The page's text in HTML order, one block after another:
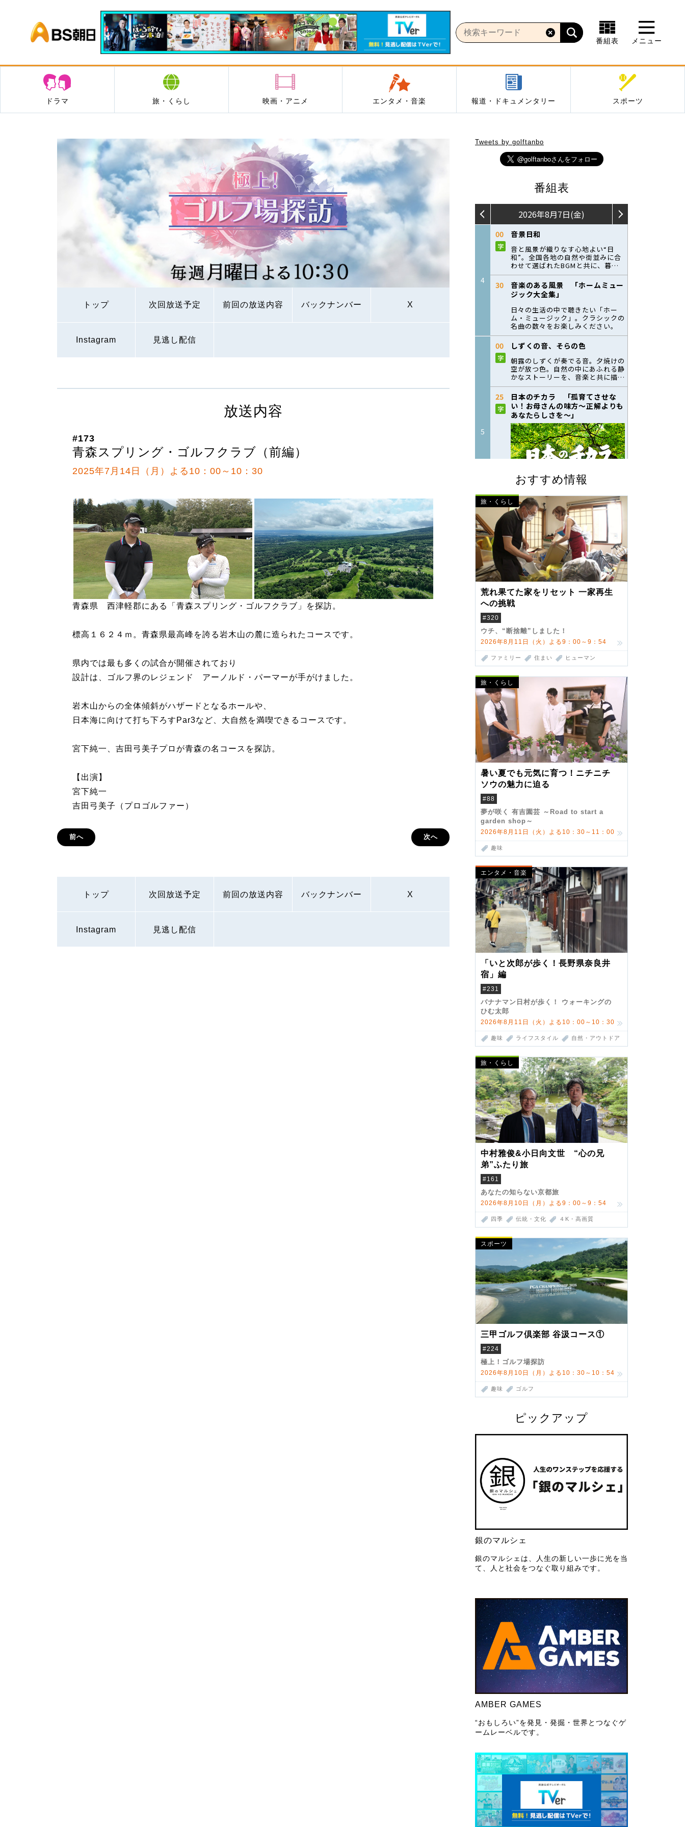
BS朝日
番組表 メニュー
ドラマ 旅・くらし 映画・アニメ エンタメ・音楽 報道・ドキュメンタリー スポーツ
トップ 次回放送予定 前回の放送内容 バックナンバー X
Instagram 見逃し配信
Tweets by golftanbo
番組表
おすすめ情報
旅・くらし
荒れ果てた家をリセット 一家再生
への挑戦
#320
ウチ、“断捨離”しました！
2026年8月11日（火）よる9：00～9：54
ファミリー 住まい ヒューマン
旅・くらし
暑い夏でも元気に育つ！ニチニチ
ソウの魅力に迫る
#88
夢が咲く 有吉園芸 ～Road to start a
garden shop～
2026年8月11日（火）よる10：30～11：00
趣味
エンタメ・音楽
「いと次郎が歩く！長野県奈良井
宿」編
#231
バナナマン日村が歩く！ ウォーキングの
ひむ太郎
2026年8月11日（火）よる10：00～10：30
趣味 ライフスタイル 自然・アウトドア
旅・くらし
中村雅俊&小日向文世 “心の兄
弟”ふたり旅
#161
あなたの知らない京都旅
2026年8月10日（月）よる9：00～9：54
四季 伝統・文化 ４K・高画質
スポーツ
三甲ゴルフ倶楽部 谷汲コース①
#224
極上！ゴルフ場探訪
2026年8月10日（月）よる10：30～10：54
趣味 ゴルフ
ピックアップ
銀のマルシェ
銀のマルシェは、人生の新しい一歩に光を当
て、人と社会をつなぐ取り組みです。
AMBER GAMES
“おもしろい”を発見・発掘・世界とつなぐゲ
ームレーベルです。
放送内容
#173
青森スプリング・ゴルフクラブ（前編）
2025年7月14日（月）よる10：00～10：30
青森県 西津軽郡にある「青森スプリング・ゴルフクラブ」を探訪。
標高１６２４ｍ。青森県最高峰を誇る岩木山の麓に造られたコースです。
県内では最も多くの試合が開催されており
設計は、ゴルフ界のレジェンド アーノルド・パーマーが手がけました。
岩木山からの全体傾斜がハザードとなるホールや、
日本海に向けて打ち下ろすPar3など、大自然を満喫できるコースです。
宮下純一、吉田弓美子プロが青森の名コースを探訪。
【出演】
宮下純一
吉田弓美子（プロゴルファー）
前へ 次へ
トップ 次回放送予定 前回の放送内容 バックナンバー X
Instagram 見逃し配信